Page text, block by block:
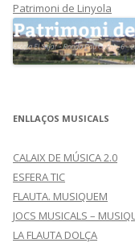
Patrimoni de Linyola
ENLLAÇOS MUSICALS
CALAIX DE MÚSICA 2.0
ESFERA TIC
FLAUTA. MUSIQUEM
JOCS MUSICALS –
LA FLAUTA DOLÇA